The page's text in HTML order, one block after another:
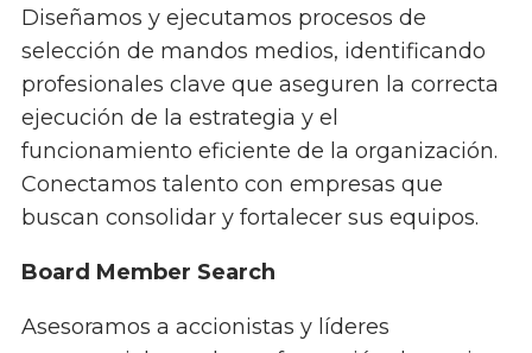
Diseñamos y ejecutamos procesos de
selección de mandos medios, identificando
profesionales clave que aseguren la correcta
ejecución de la estrategia y el
funcionamiento eficiente de la organización.
Conectamos talento con empresas que
buscan consolidar y fortalecer sus equipos.
Board Member Search
Asesoramos a accionistas y líderes